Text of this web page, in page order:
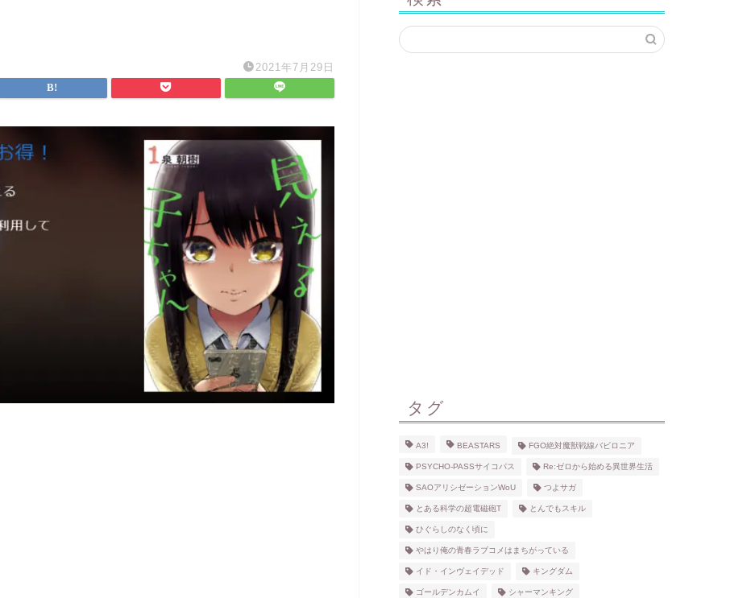
2021年7月29日
タグ
A3! BEASTARS FGO絶対魔獣戦線バビロニア
PSYCHO-PASSサイコパス Re:ゼロから始める異世界生活
SAOアリシゼーションWoU つよサガ
とある科学の超電磁砲T とんでもスキル
ひぐらしのなく頃に
やはり俺の青春ラブコメはまちがっている
イド・インヴェイデッド キングダム
ゴールデンカムイ シャーマンキング